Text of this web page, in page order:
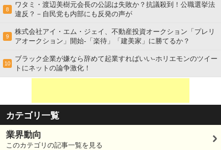
8
ワタミ・渡辺美樹元会長の公認は失敗か？抗議殺到！公職選挙法
違反？－自民党も内部にも反発の声が
9
株式会社アイ・エム・ジェイ、不動産投資オークション「プレリ
アオークション」開始-「楽待」「建美家」に勝てるか？
10
ブラック企業が嫌なら辞めて起業すればいい-ホリエモンのツイー
トにネットの論争激化！
カテゴリ一覧
業界動向
このカテゴリの記事一覧を見る